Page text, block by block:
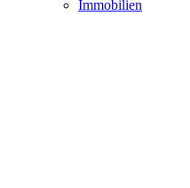
Immobilien